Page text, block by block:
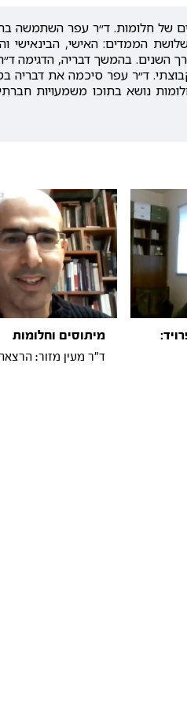
של חלומות. ד״ר עפר השתמשה
הממדים: האישי, הבינאישי
השנים. בהמשך דבריה, הדגימה
ד״ר עפר סיכמה את דבריה
נושא בתוכו משמעויות
מיתוסים וחלומות
ד"ר מעין מזור: הרצאה